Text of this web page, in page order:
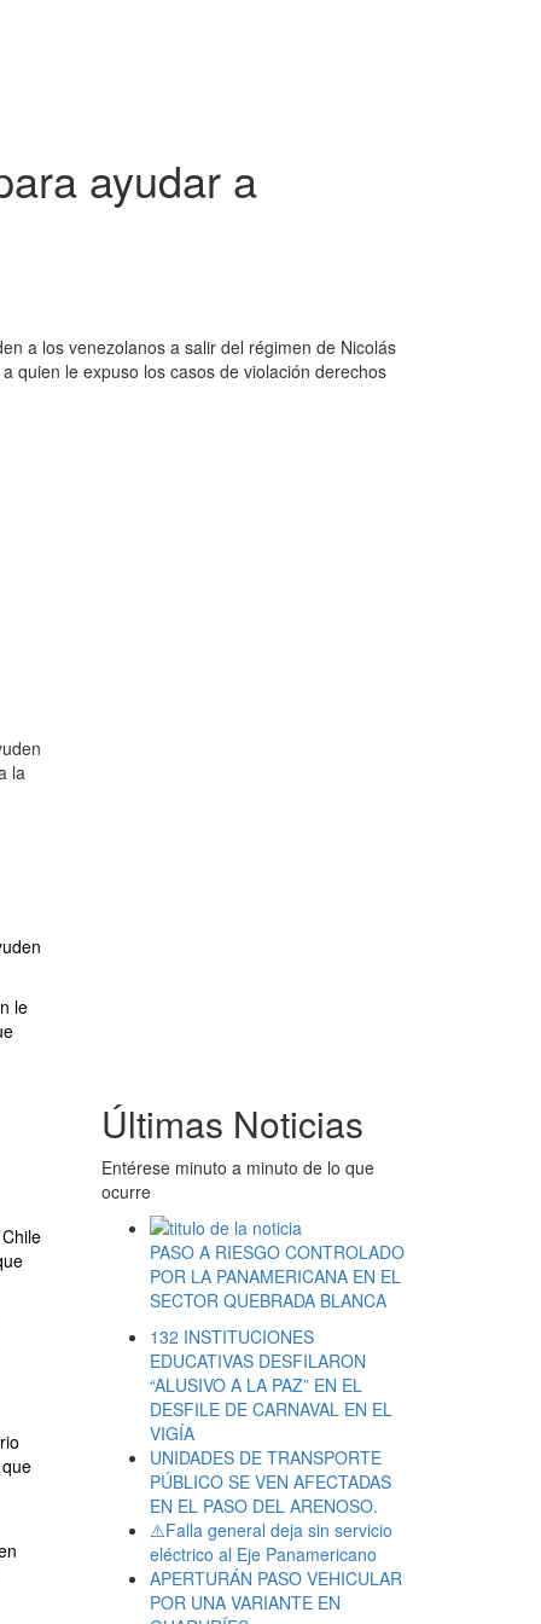
ayudar a
a los venezolanos a salir del régimen de Nicolás
quien le expuso los casos de violación derechos
la
le
Últimas Noticias
Entérese minuto a minuto de lo que
ocurre
PASO A RIESGO CONTROLADO
POR LA PANAMERICANA EN EL
SECTOR QUEBRADA BLANCA
132 INSTITUCIONES
EDUCATIVAS DESFILARON
“ALUSIVO A LA PAZ” EN EL
DESFILE DE CARNAVAL EN EL
VIGÍA
UNIDADES DE TRANSPORTE
PÚBLICO SE VEN AFECTADAS
EN EL PASO DEL ARENOSO.
⚠️Falla general deja sin servicio
eléctrico al Eje Panamericano
APERTURÁN PASO VEHICULAR
POR UNA VARIANTE EN